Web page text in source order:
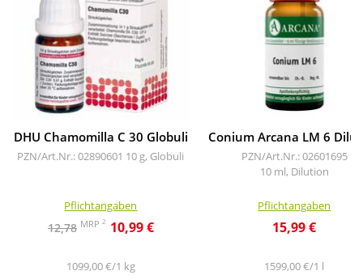
DHU Chamomilla C 30 Globuli
PZN/Art.Nr.: 02890601 10 g, Globuli
Pflichtangaben
12,78 MRP 2 10,99 €
1099,00 €/1 kg
Conium Arcana LM 6
PZN/Art.Nr.: 02601695
10 ml, Dilution
Pflichtangaben
15,99 €
1599,00 €/1 l